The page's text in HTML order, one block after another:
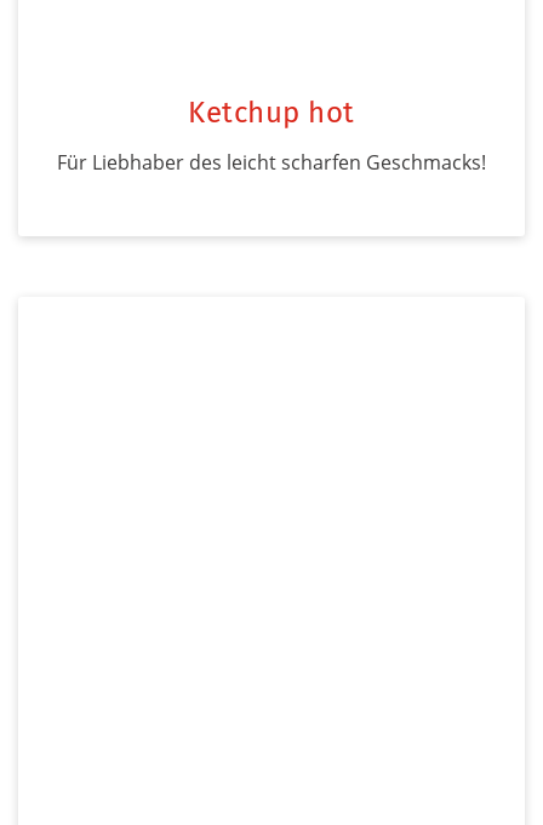
Ketchup hot
Für Liebhaber des leicht scharfen Geschmacks!